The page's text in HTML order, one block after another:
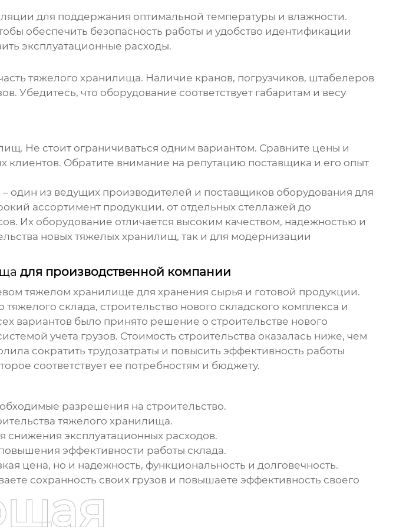
для поддержания оптимальной температуры и влажности.
обеспечить безопасность работы и удобство идентификации
эксплуатационные расходы.
тяжелого хранилища. Наличие кранов, погрузчиков, штабелеров
Убедитесь, что оборудование соответствует габаритам и весу
. Не стоит ограничиваться одним вариантом. Сравните цены и
клиентов. Обратите внимание на репутацию поставщика и его опыт
из ведущих производителей и поставщиков оборудования для
ассортимент продукции, от отдельных стеллажей до
Их оборудование отличается высоким качеством, надежностью и
новых тяжелых хранилищ, так и для модернизации
для производственной компании
тяжелом хранилище для хранения сырья и готовой продукции.
тяжелого склада, строительство нового складского комплекса и
вариантов было принято решение о строительстве нового
учета грузов. Стоимость строительства оказалась ниже, чем
сократить трудозатраты и повысить эффективность работы
соответствует ее потребностям и бюджету.
разрешения на строительство.
тяжелого хранилища.
снижения эксплуатационных расходов.
эффективности работы склада.
цена, но и надежность, функциональность и долговечность.
сохранность своих грузов и повышаете эффективность своего